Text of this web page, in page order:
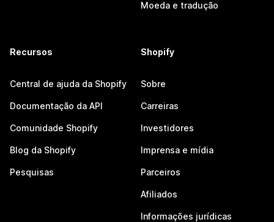
Moeda e tradução
Recursos
Central de ajuda da Shopify
Documentação da API
Comunidade Shopify
Blog da Shopify
Pesquisas
Shopify
Sobre
Carreiras
Investidores
Imprensa e mídia
Parceiros
Afiliados
Informações jurídicas